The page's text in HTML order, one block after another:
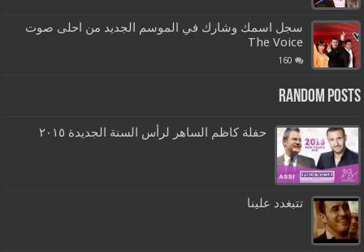
سجل اسمك وشارك في الموسم الجديد من احلى صوت
The Voice
160
Random Posts
حفلة كاظم الساهر لرأس السنة الجديدة ٢٠١٥
تتبغدد علينا